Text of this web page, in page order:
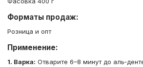
Форматы продаж:
Розница и опт
Применение:
1. Варка: Отварите 6–8 минут до